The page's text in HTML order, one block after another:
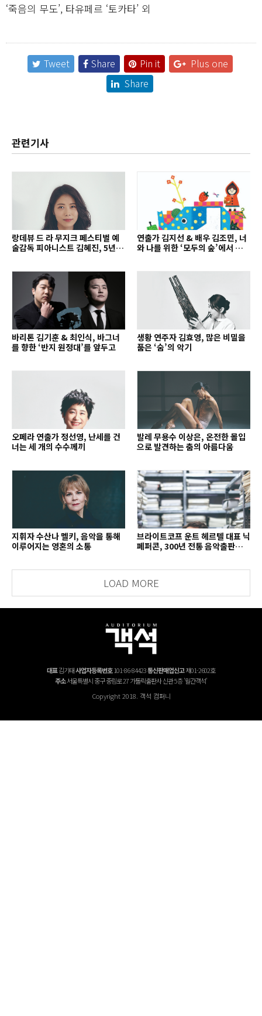
‘죽음의 무도’, 타유페르 ‘토카타’ 외
Tweet Share Pin it
Plus one
Share
관련기사
랑데뷰 드 라 무지크 페스티벌 예
술감독 피아니스트 김혜진, 5년간
연출가 김지선 & 배우 김조민, 너
와 나를 위한 ‘모두의 숲’에서 만나
바리톤 김기훈 & 최인식, 바그너
를 향한 ‘반지 원정대’를 앞두고
생황 연주자 김효영, 많은 비밀을
품은 ‘숨’의 악기
오페라 연출가 정선영, 난세를 건
너는 세 개의 수수께끼
발레 무용수 이상은, 온전한 몰입
으로 발견하는 춤의 아름다움
지휘자 수산나 멜키, 음악을 통해
이루어지는 영혼의 소통
브라이트코프 운트 헤르텔 대표 닉
페퍼콘, 300년 전통 음악출판사의
LOAD MORE
대표김기태사업자등록번호101-86-84423통신판매업신고제01-2602호
주소서울특별시 중구 중림로 27 가톨릭출판사 신관 5층 '월간객석'
Copyright 2018. 객석 컴퍼니